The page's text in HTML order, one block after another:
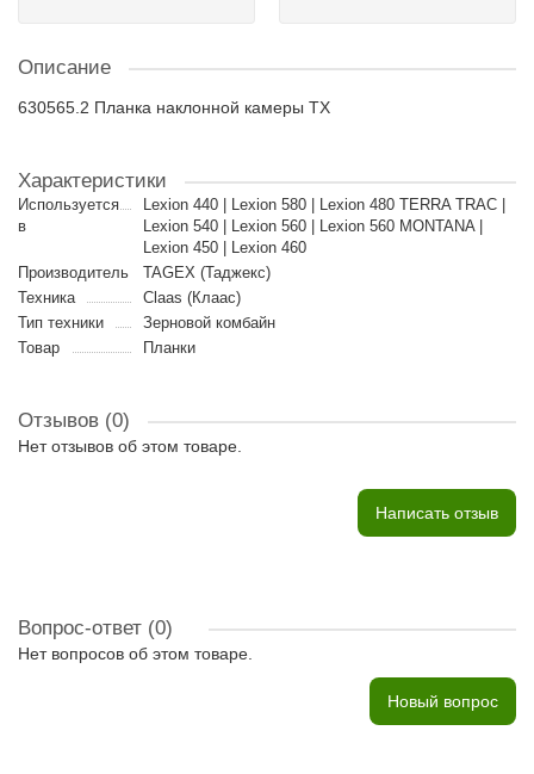
Описание
630565.2 Планка наклонной камеры TX
Характеристики
Используется
в
Lexion 440 | Lexion 580 | Lexion 480 TERRA TRAC |
Lexion 540 | Lexion 560 | Lexion 560 MONTANA |
Lexion 450 | Lexion 460
Производитель
TAGEX (Таджекс)
Техника
Claas (Клаас)
Тип техники
Зерновой комбайн
Товар
Планки
Отзывов (0)
Нет отзывов об этом товаре.
Написать отзыв
Вопрос-ответ (0)
Нет вопросов об этом товаре.
Новый вопрос